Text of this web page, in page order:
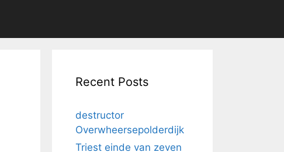
Recent Posts
destructor
Overwheersepolderdijk
Triest einde van zeven